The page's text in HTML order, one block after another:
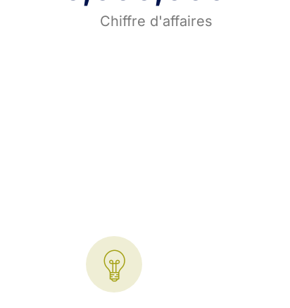
Chiffre d'affaires